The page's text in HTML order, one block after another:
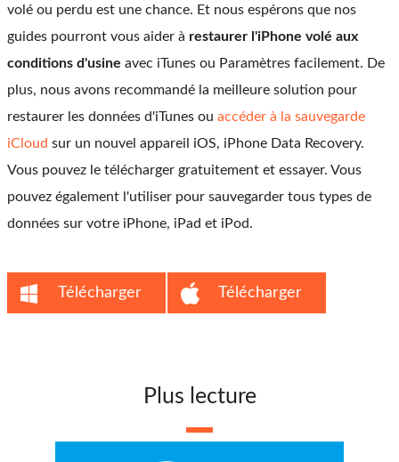
volé ou perdu est une chance. Et nous espérons que nos
guides pourront vous aider à restaurer l'iPhone volé aux
conditions d'usine avec iTunes ou Paramètres facilement. De
plus, nous avons recommandé la meilleure solution pour
restaurer les données d'iTunes ou accéder à la sauvegarde
iCloud sur un nouvel appareil iOS, iPhone Data Recovery.
Vous pouvez le télécharger gratuitement et essayer. Vous
pouvez également l'utiliser pour sauvegarder tous types de
données sur votre iPhone, iPad et iPod.
Télécharger Télécharger
Plus lecture